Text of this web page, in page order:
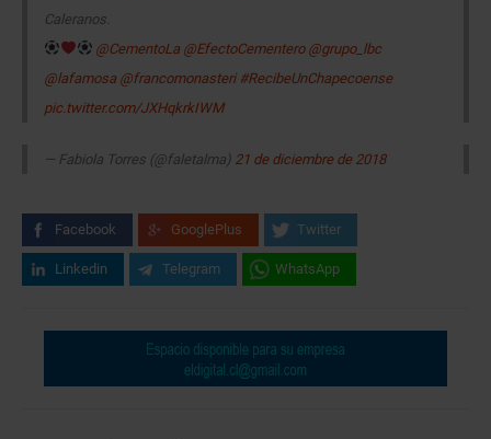
Caleranos.
@CementoLa @EfectoCementero @grupo_lbc
@lafamosa @francomonasteri #RecibeUnChapecoense
pic.twitter.com/JXHqkrkIWM
— Fabiola Torres (@faletalma) 21 de diciembre de 2018
Facebook GooglePlus Twitter
Linkedin Telegram WhatsApp